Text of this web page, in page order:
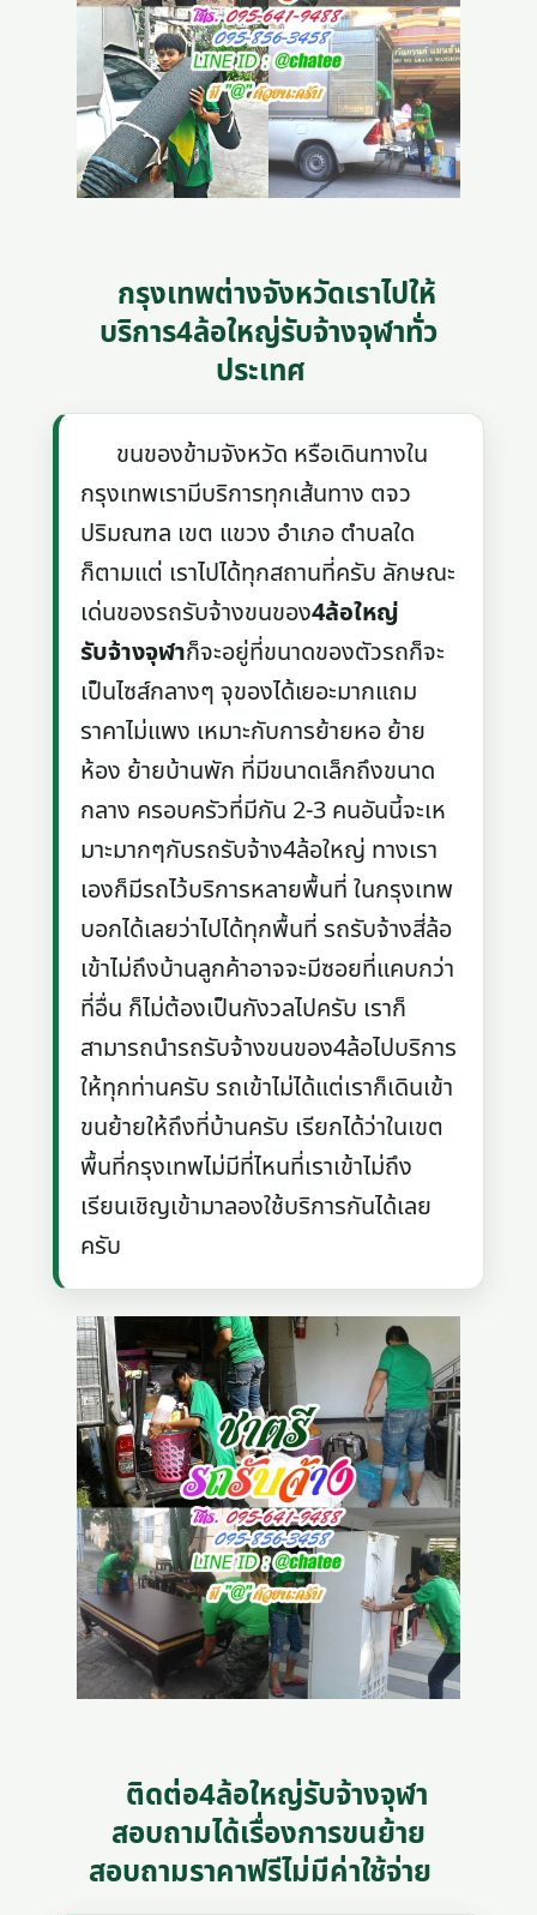
กรุงเทพต่างจังหวัดเราไปให้
บริการ4ล้อใหญ่รับจ้างจุฬาทั่ว
ประเทศ
ขนของข้ามจังหวัด หรือเดินทางใน
กรุงเทพเรามีบริการทุกเส้นทาง ตจว
ปริมณฑล เขต แขวง อำเภอ ตำบลใด
ก็ตามแต่ เราไปได้ทุกสถานที่ครับ ลักษณะ
เด่นของรถรับจ้างขนของ4ล้อใหญ่
รับจ้างจุฬาก็จะอยู่ที่ขนาดของตัวรถก็จะ
เป็นไซส์กลางๆ จุของได้เยอะมากแถม
ราคาไม่แพง เหมาะกับการย้ายหอ ย้าย
ห้อง ย้ายบ้านพัก ที่มีขนาดเล็กถึงขนาด
กลาง ครอบครัวที่มีกัน 2-3 คนอันนี้จะเห
มาะมากๆกับรถรับจ้าง4ล้อใหญ่ ทางเรา
เองก็มีรถไว้บริการหลายพื้นที่ ในกรุงเทพ
บอกได้เลยว่าไปได้ทุกพื้นที่ รถรับจ้างสี่ล้อ
เข้าไม่ถึงบ้านลูกค้าอาจจะมีซอยที่แคบกว่า
ที่อื่น ก็ไม่ต้องเป็นกังวลไปครับ เราก็
สามารถนำรถรับจ้างขนของ4ล้อไปบริการ
ให้ทุกท่านครับ รถเข้าไม่ได้แต่เราก็เดินเข้า
ขนย้ายให้ถึงที่บ้านครับ เรียกได้ว่าในเขต
พื้นที่กรุงเทพไม่มีที่ไหนที่เราเข้าไม่ถึง
เรียนเชิญเข้ามาลองใช้บริการกันได้เลย
ครับ
ติดต่อ4ล้อใหญ่รับจ้างจุฬา
สอบถามได้เรื่องการขนย้าย
สอบถามราคาฟรีไม่มีค่าใช้จ่าย